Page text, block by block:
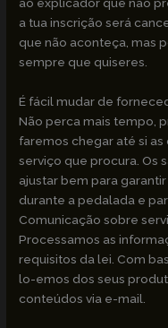
ao explicador que não
a tua inscrição será
que não aconteça, mas
sempre que quiseres.
É fácil mudar de
Não perca mais tempo,
faremos chegar até si
serviço que procura. Os
ajustar bem para
durante a pedalada e
Comunicação sobre
Processamos as
requisitos da lei. Com
lo-emos dos seus
conteúdos via e-mail.